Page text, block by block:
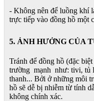
- Không nên để luồng khí
trực tiếp vào đồng hồ một
5. ẢNH HƯỞNG CỦA
Tránh để đồng hồ (đặc biệt
trường mạnh như: tivi, tủ
thanh... Bởi ở những môi
hồ sẽ dễ bị nhiễm từ tính
không chính xác.